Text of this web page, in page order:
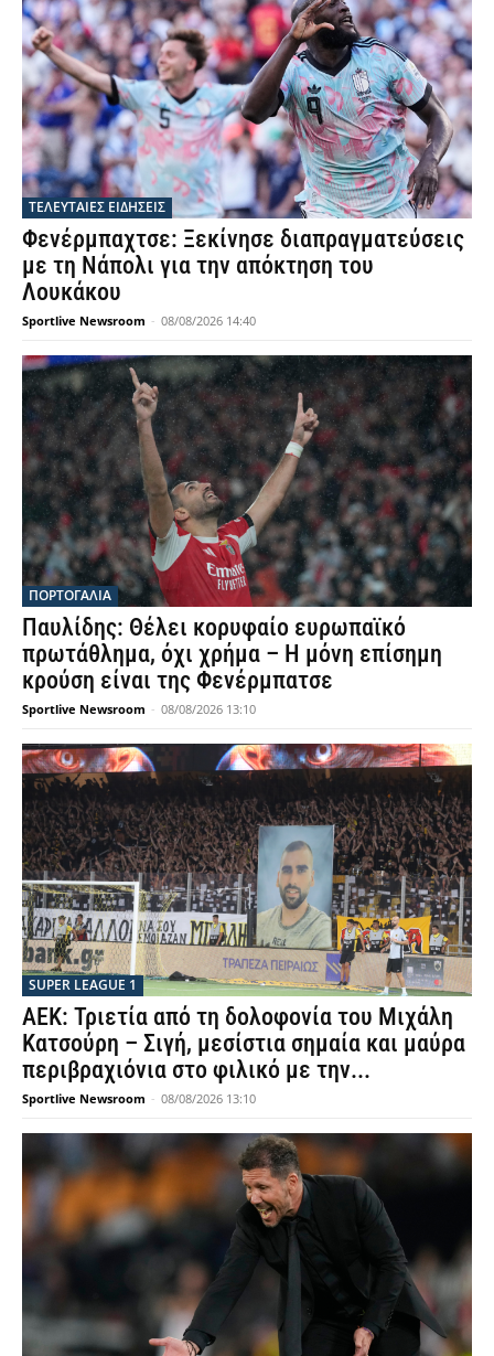
ΤΕΛΕΥΤΑΙΕΣ ΕΙΔΗΣΕΙΣ
Φενέρμπαχτσε: Ξεκίνησε διαπραγματεύσεις
με τη Νάπολι για την απόκτηση του
Λουκάκου
Sportlive Newsroom - 08/08/2026 14:40
ΠΟΡΤΟΓΑΛΙΑ
Παυλίδης: Θέλει κορυφαίο ευρωπαϊκό
πρωτάθλημα, όχι χρήμα – Η μόνη επίσημη
κρούση είναι της Φενέρμπατσε
Sportlive Newsroom - 08/08/2026 13:10
SUPER LEAGUE 1
ΑΕΚ: Τριετία από τη δολοφονία του Μιχάλη
Κατσούρη – Σιγή, μεσίστια σημαία και μαύρα
περιβραχιόνια στο φιλικό με την...
Sportlive Newsroom - 08/08/2026 13:10